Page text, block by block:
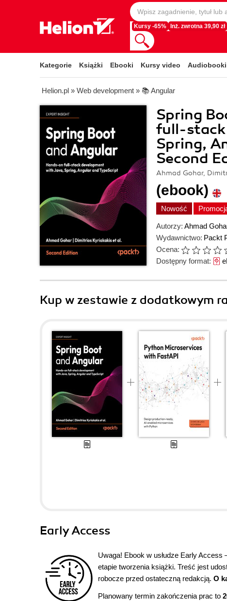
Kursy -65% Inż. zwrotna 39,90 zł
Kategorie Książki Ebooki Kursy video Audiobooki
Helion.pl » Web development » 📚 Angular
Spring
full-stack
Spring,
Second
Ahmad Gohar,
(ebook)
Nowość
Autorzy: Ahmad
Wydawnictwo: Packt
Ocena:
Dostępny format:
Kup w zestawie z dodatkowym
Early Access
Uwaga! Ebook w usłudze Early
etapie tworzenia książki. Treść jest
robocze przed ostateczną redakcją. O
Planowany termin zakończenia prac to